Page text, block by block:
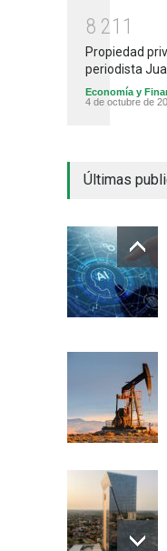
8 21 1
Propiedad
periodista
Economía y
4 de octubre de
Últimas